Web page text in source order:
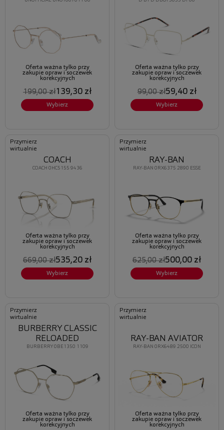
Oferta ważna tylko przy
zakupie opraw i soczewek
korekcyjnych
199,00 zł139,30 zł
Wybierz
Oferta ważna tylko przy
zakupie opraw i soczewek
korekcyjnych
99,00 zł59,40 zł
Wybierz
Przymierz
wirtualnie
COACH 0HC5155 9436
COACH
Oferta ważna tylko przy
zakupie opraw i soczewek
korekcyjnych
669,00 zł535,20 zł
Wybierz
Przymierz
wirtualnie
RAY-BAN 0RX6375 2890 ESSE
RAY-BAN
Oferta ważna tylko przy
zakupie opraw i soczewek
korekcyjnych
625,00 zł500,00 zł
Wybierz
Przymierz
wirtualnie
BURBERRY 0BE1350 1109
BURBERRY CLASSIC
RELOADED
Oferta ważna tylko przy
zakupie opraw i soczewek
korekcyjnych
Przymierz
wirtualnie
RAY-BAN 0RX6489 2500 ICON
RAY-BAN AVIATOR
Oferta ważna tylko przy
zakupie opraw i soczewek
korekcyjnych